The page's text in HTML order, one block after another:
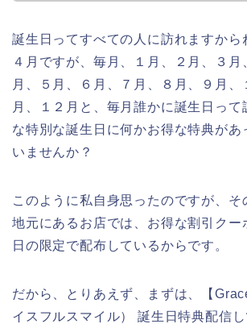
誕生日ってすべての人に訪れますから
４月ですが、毎月、１月、２月、３月
月、５月、６月、７月、８月、９月、
月、１２月と、毎月誰かに誕生日って
な特別な誕生日に何かお得な特典があ
いませんか？
このように私自身思ったのですが、そ
地元にあるお店では、お得な割引クー
日の限定で配布しているからです。
だから、とりあえず、まずは、【
イスフルスマイル） 誕生日特典配信